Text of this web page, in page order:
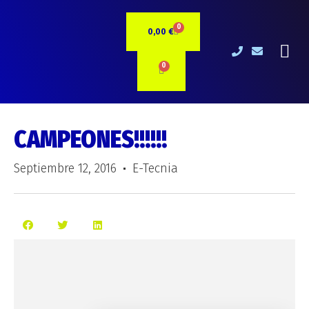
0,00€ 0CARRITO
0CARRITO
CAMPEONES!!!!!!
Septiembre 12, 2016 E-Tecnia